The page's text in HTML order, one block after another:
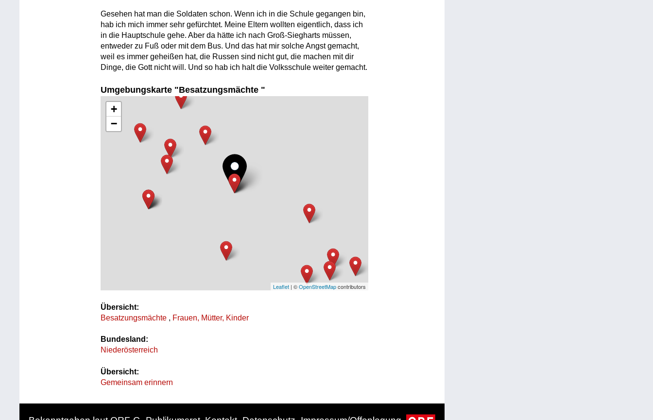
Gesehen hat man die Soldaten schon. Wenn ich in die Schule gegangen bin,
hab ich mich immer sehr gefürchtet. Meine Eltern wollten eigentlich, dass ich
in die Hauptschule gehe. Aber da hätte ich nach Groß-Siegharts müssen,
entweder zu Fuß oder mit dem Bus. Und das hat mir solche Angst gemacht,
weil es immer geheißen hat, die Russen sind nicht gut, die machen mit dir
Dinge, die Gott nicht will. Und so hab ich halt die Volksschule weiter gemacht.
Umgebungskarte "Besatzungsmächte "
+
−
Leaflet| ©OpenStreetMapcontributors
Übersicht:
Besatzungsmächte , Frauen, Mütter, Kinder
Bundesland:
Niederösterreich
Übersicht:
Gemeinsam erinnern